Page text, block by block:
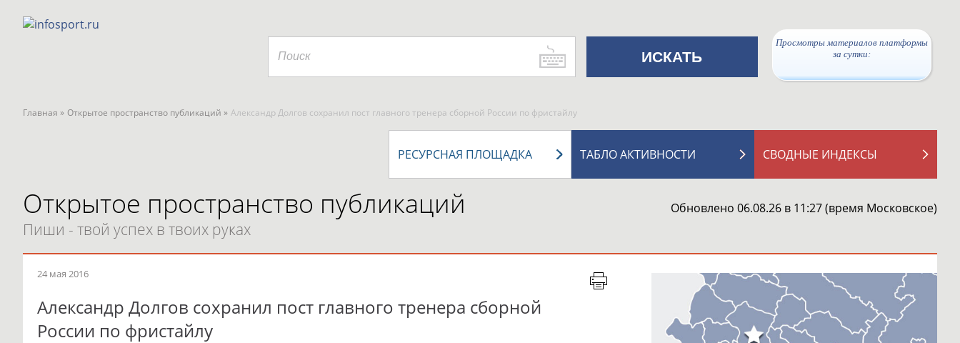
Просмотры материалов платформы
за сутки:
Главная » Открытое пространство публикаций » Александр Долгов сохранил пост главного тренера сборной России по фристайлу
СВОДНЫЕ ИНДЕКСЫ
ТАБЛО АКТИВНОСТИ
РЕСУРСНАЯ ПЛОЩАДКА
Открытое пространство публикаций
Пиши - твой успех в твоих руках
Обновлено 06.08.26 в 11:27 (время Московское)
24 мая 2016
Александр Долгов сохранил пост главного тренера сборной
России по фристайлу